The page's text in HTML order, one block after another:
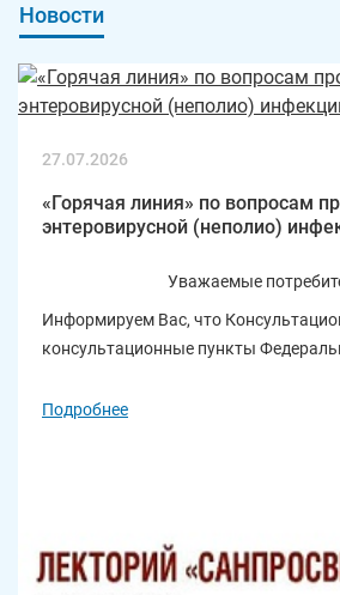
Новости
27.07.2026
«Горячая линия» по вопросам
энтеровирусной (неполио)
Уважаемые
Информируем Вас, что
консультационные пункты
Подробнее